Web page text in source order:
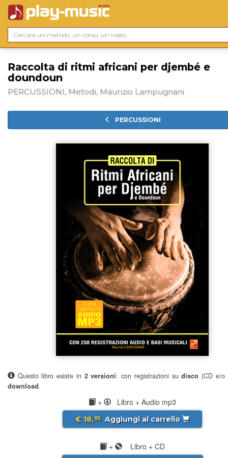
Raccolta di ritmi africani per djembé e
doundoun
PERCUSSIONI, Metodi, Maurizio Lampugnani
PERCUSSIONI
Questo libro esiste in 2 versioni: con registrazioni sudisco (CD e/o
download.
+ Libro + Audio mp3
€ 18,95 Aggiungi al carrello
+ Libro + CD